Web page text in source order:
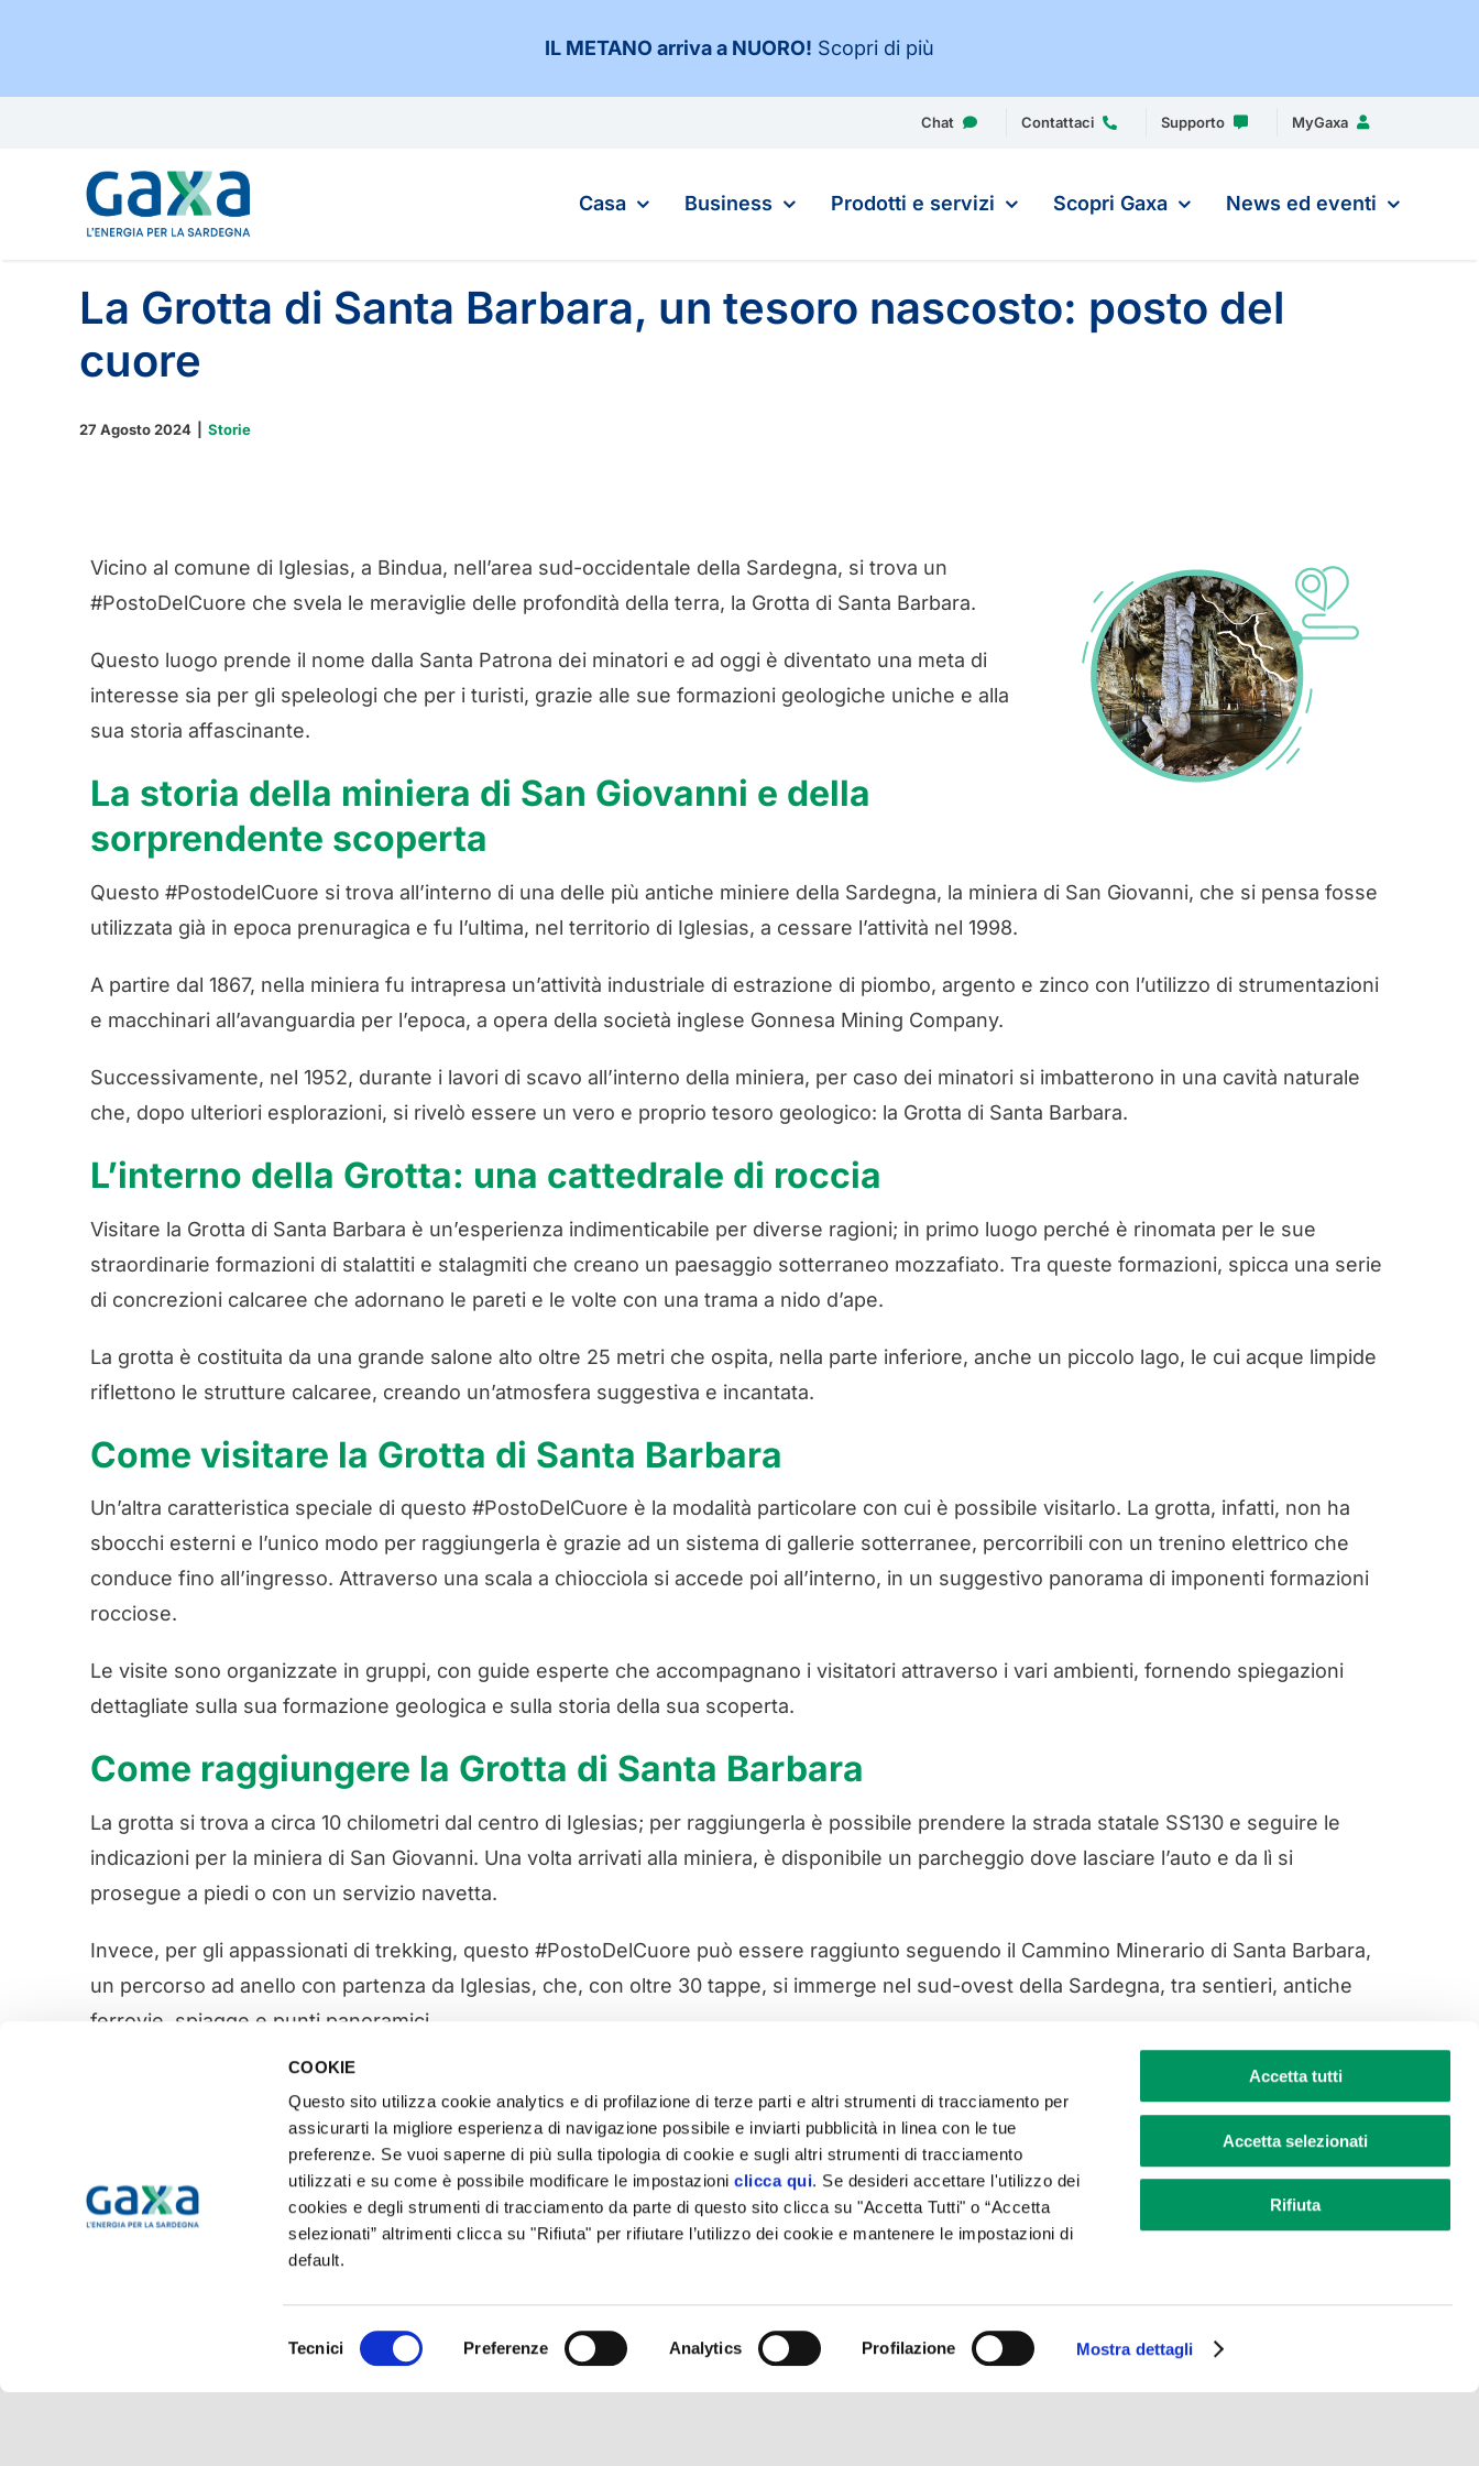
IL METANO arriva a NUORO! Scopri di più
COOKIE
Questo sito utilizza cookie analytics e di profilazione di terze parti e altri strumenti di tracciamento per
assicurarti la migliore esperienza di navigazione possibile e inviarti pubblicità in linea con le tue
preferenze. Se vuoi saperne di più sulla tipologia di cookie e sugli altri strumenti di tracciamento
utilizzati e su come è possibile modificare le impostazioniclicca qui. Se desideri accettare l'utilizzo dei
cookies e degli strumenti di tracciamento da parte di questo sito clicca su "Accetta Tutti" o “Accetta
selezionati” altrimenti clicca su "Rifiuta" per rifiutare l’utilizzo dei cookie e mantenere le impostazioni di
default.
del
Tecnici Preferenze Analytics Profilazione Mostra dettagli
Accetta tutti
Accetta selezionati
Rifiuta
contenuto
Chat Contattaci Supporto MyGaxa
Casa Business Prodotti e servizi Scopri Gaxa News ed eventi
La Grotta di Santa Barbara, un tesoro nascosto: posto del
cuore
27 Agosto 2024 Storie
Vicino al comune di Iglesias, a Bindua, nell’area sud-occidentale della Sardegna, si trova un
#PostoDelCuore che svela le meraviglie delle profondità della terra, la Grotta di Santa Barbara.
Questo luogo prende il nome dalla Santa Patrona dei minatori e ad oggi è diventato una meta di
interesse sia per gli speleologi che per i turisti, grazie alle sue formazioni geologiche uniche e alla
sua storia affascinante.
La storia della miniera di San Giovanni e della
sorprendente scoperta
Questo #PostodelCuore si trova all’interno di una delle più antiche miniere della Sardegna, la miniera di San Giovanni, che si pensa fosse
utilizzata già in epoca prenuragica e fu l’ultima, nel territorio di Iglesias, a cessare l’attività nel 1998.
A partire dal 1867, nella miniera fu intrapresa un’attività industriale di estrazione di piombo, argento e zinco con l’utilizzo di strumentazioni
e macchinari all’avanguardia per l’epoca, a opera della società inglese Gonnesa Mining Company.
Successivamente, nel 1952, durante i lavori di scavo all’interno della miniera, per caso dei minatori si imbatterono in una cavità naturale
che, dopo ulteriori esplorazioni, si rivelò essere un vero e proprio tesoro geologico: la Grotta di Santa Barbara.
L’interno della Grotta: una cattedrale di roccia
Visitare la Grotta di Santa Barbara è un’esperienza indimenticabile per diverse ragioni; in primo luogo perché è rinomata per le sue
straordinarie formazioni di stalattiti e stalagmiti che creano un paesaggio sotterraneo mozzafiato. Tra queste formazioni, spicca una serie
di concrezioni calcaree che adornano le pareti e le volte con una trama a nido d’ape.
La grotta è costituita da una grande salone alto oltre 25 metri che ospita, nella parte inferiore, anche un piccolo lago, le cui acque limpide
riflettono le strutture calcaree, creando un’atmosfera suggestiva e incantata.
Come visitare la Grotta di Santa Barbara
Un’altra caratteristica speciale di questo #PostoDelCuore è la modalità particolare con cui è possibile visitarlo. La grotta, infatti, non ha
sbocchi esterni e l’unico modo per raggiungerla è grazie ad un sistema di gallerie sotterranee, percorribili con un trenino elettrico che
conduce fino all’ingresso. Attraverso una scala a chiocciola si accede poi all’interno, in un suggestivo panorama di imponenti formazioni
rocciose.
Le visite sono organizzate in gruppi, con guide esperte che accompagnano i visitatori attraverso i vari ambienti, fornendo spiegazioni
dettagliate sulla sua formazione geologica e sulla storia della sua scoperta.
Come raggiungere la Grotta di Santa Barbara
La grotta si trova a circa 10 chilometri dal centro di Iglesias; per raggiungerla è possibile prendere la strada statale SS130 e seguire le
indicazioni per la miniera di San Giovanni. Una volta arrivati alla miniera, è disponibile un parcheggio dove lasciare l’auto e da lì si
prosegue a piedi o con un servizio navetta.
Invece, per gli appassionati di trekking, questo #PostoDelCuore può essere raggiunto seguendo il Cammino Minerario di Santa Barbara,
un percorso ad anello con partenza da Iglesias, che, con oltre 30 tappe, si immerge nel sud-ovest della Sardegna, tra sentieri, antiche
ferrovie, spiagge e punti panoramici.
In ogni caso, prima di recarsi sul posto, è importante verificare gli orari di apertura della Grotta di Santa Barbara e le disponibilità delle
visite guidate, prenotando con anticipo.
Condividi sui tuoi social